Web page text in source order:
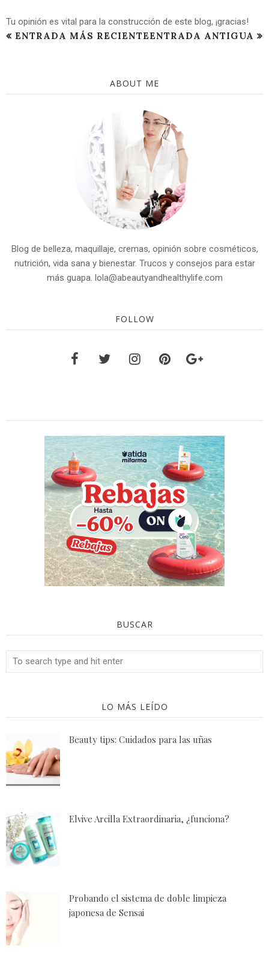
Tu opinión es vital para la construcción de este blog, ¡gracias!
ENTRADA MÁS RECIENTEENTRADA ANTIGUA
ABOUT ME
Blog de belleza, maquillaje, cremas, opinión sobre cosméticos,
nutrición, vida sana y bienestar. Trucos y consejos para estar
más guapa. lola@abeautyandhealthylife.com
FOLLOW
BUSCAR
LO MÁS LEÍDO
Beauty tips: Cuidados para las uñas
Elvive Arcilla Extraordinaria, ¿funciona?
Probando el sistema de doble limpieza
japonesa de Sensai